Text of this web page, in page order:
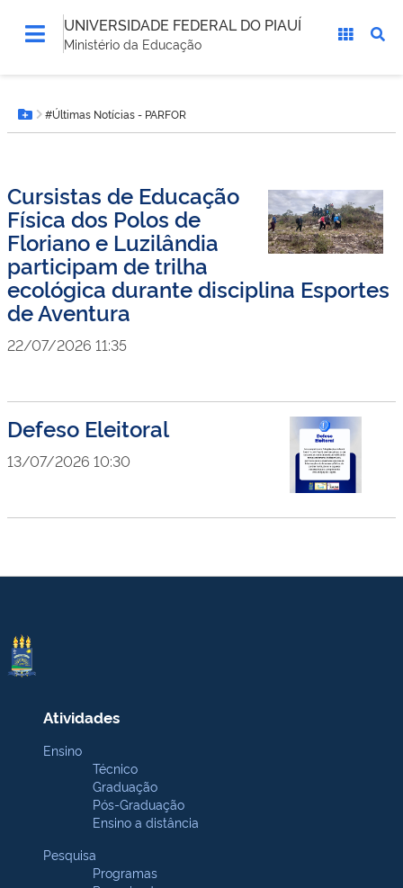
UNIVERSIDADE FEDERAL DO PIAUÍ
Ministério da Educação
está
aqui:Botão Menu
#Últimas Notícias - PARFOR
Cursistas de Educação
Física dos Polos de
Floriano e Luzilândia
participam de trilha
ecológica durante disciplina Esportes
de Aventura
22/07/2026 11:35
Defeso Eleitoral
13/07/2026 10:30
Atividades
Ensino
Técnico
Graduação
Pós-Graduação
Ensino a distância
Pesquisa
Programas